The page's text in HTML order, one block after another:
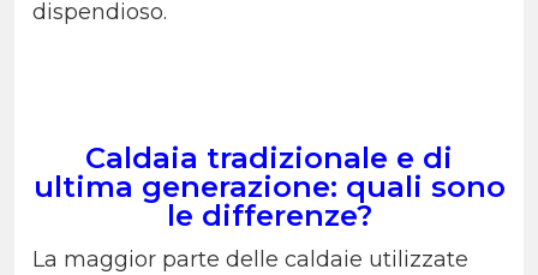
dispendioso.
Caldaia tradizionale e di
ultima generazione: quali sono
le differenze?
La maggior parte delle caldaie utilizzate